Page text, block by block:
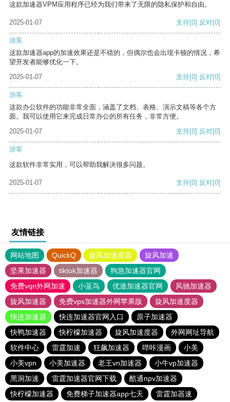
这款加速器VPM应用程序已经为我们带来了无限的隐私保护和自由。
2025-01-07 支持[0] 反对[0]
游客
这款加速器app的加速效果还是不错的，但偶尔也会出现卡顿的情况，希
望开发者能够优化一下。
2025-01-07
支持[0] 反对[0]
游客
这款办公软件的功能非常全面，涵盖了文档、表格、演示文稿等各个方
面。我可以使用它来完成日常办公的所有任务，非常方便。
2025-01-07
支持[0] 反对[0]
游客
这款软件非常实用，可以帮助我解决很多问题。
2025-01-07 支持[0] 反对[0]
友情链接
网站地图 QuickQ 旋风加速度器
旋风加速
坚果加速器
tiktok加速器
狗急加速器官网
免费vqn外网加速
小蓝鸟 优途加速器官网
风驰加速器
旋风加速器
免费vps加速器外网苹果版
旋风加速度器
快连加速器
快连加速器官网入口
原子加速器
快鸭加速器
快柠檬加速器 旋风加速度器
外网网址导航
软件中心
雷霆加速 狂飙加速器 哔咔漫画
小美
小美vpn
小美加速器 老王vn加速器
小牛vp加速器
黑洞加速
雷霆加速器官网下载
酷通npv加速器
快柠檬加速器
免费梯子加速器app七天 雷霆加器速